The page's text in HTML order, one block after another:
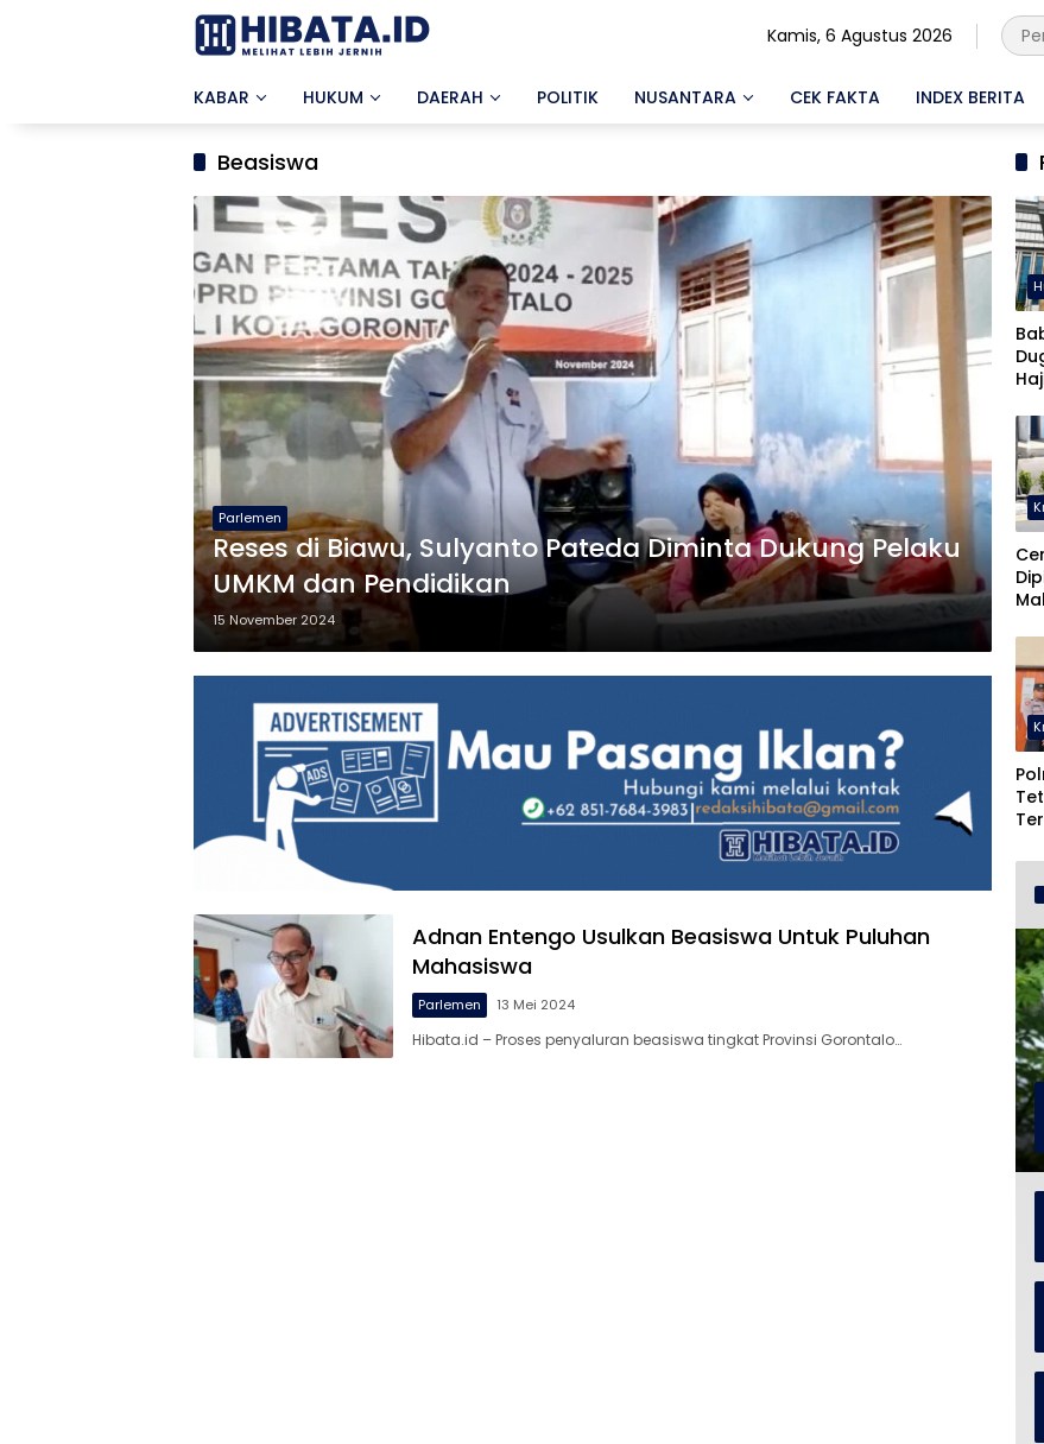
Kamis, 6 Agustus 2026
KABAR HUKUM DAERAH POLITIK NUSANTARA CEK FAKTA INDEX BERITA
Beasiswa
Parlemen
Reses di Biawu, Sulyanto Pateda Diminta Dukung Pelaku
UMKM dan Pendidikan
15 November 2024
Adnan Entengo Usulkan Beasiswa Untuk Puluhan
Mahasiswa
Parlemen 13 Mei 2024
Hibata.id – Proses penyaluran beasiswa tingkat Provinsi Gorontalo…